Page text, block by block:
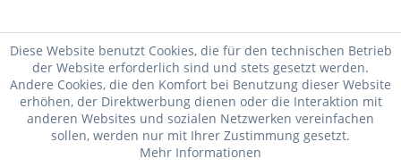
Diese Website benutzt Cookies, die für den technischen Betrieb
der Website erforderlich sind und stets gesetzt werden.
Andere Cookies, die den Komfort bei Benutzung dieser Website
erhöhen, der Direktwerbung dienen oder die Interaktion mit
anderen Websites und sozialen Netzwerken vereinfachen
sollen, werden nur mit Ihrer Zustimmung gesetzt.
Mehr Informationen